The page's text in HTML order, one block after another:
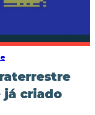
já criado